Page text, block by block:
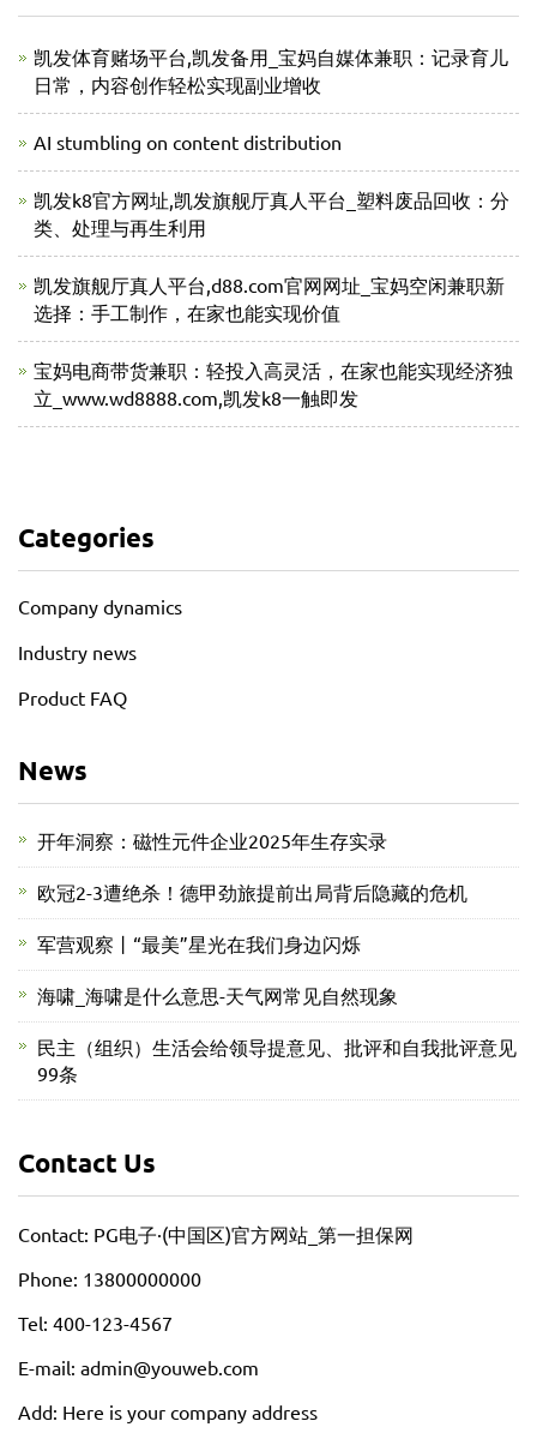
凯发体育赌场平台,凯发备用_宝妈自媒体兼职：记录育儿
日常，内容创作轻松实现副业增收
AI stumbling on content distribution
凯发k8官方网址,凯发旗舰厅真人平台_塑料废品回收：分
类、处理与再生利用
凯发旗舰厅真人平台,d88.com官网网址_宝妈空闲兼职新
选择：手工制作，在家也能实现价值
宝妈电商带货兼职：轻投入高灵活，在家也能实现经济独
立_www.wd8888.com,凯发k8一触即发
Categories
Company dynamics
Industry news
Product FAQ
News
开年洞察：磁性元件企业2025年生存实录
欧冠2-3遭绝杀！德甲劲旅提前出局背后隐藏的危机
军营观察丨“最美”星光在我们身边闪烁
海啸_海啸是什么意思-天气网常见自然现象
民主（组织）生活会给领导提意见、批评和自我批评意见
99条
Contact Us
Contact: PG电子·(中国区)官方网站_第一担保网
Phone: 13800000000
Tel: 400-123-4567
E-mail: admin@youweb.com
Add: Here is your company address